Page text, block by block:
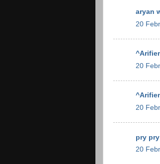
aryan
20
20
20
pry pry
20